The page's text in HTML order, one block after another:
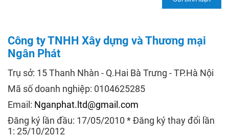
Công ty TNHH Xây dựng và Thương mại
Ngân Phát
Trụ sở: 15 Thanh Nhàn - Q.Hai Bà Trưng - TP.Hà Nội
Mã số doanh nghiệp: 0104625285
Email: Nganphat.ltd@gmail.com
Đăng ký lần đầu: 17/05/2010 * Đăng ký thay đổi lần
1: 25/10/2012